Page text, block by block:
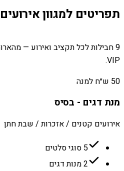
תפריטים למגוון אירועים
9 חבילות לכל תקציב ואירוע —
VIP.
50 ש״ח למנה
מנת דגים - בסיס
אירועים קטנים / אזכרות / שבת חתן
5 סוגי סלטים
2 מנות דגים